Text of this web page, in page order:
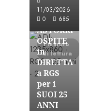
11/03/2026
0
685
1 minuto
di lettura
Astorri News
FREE
ASTORRI
OSPITE
in
DIRETTA
a RGS
per i
SUOI 25
ANNI